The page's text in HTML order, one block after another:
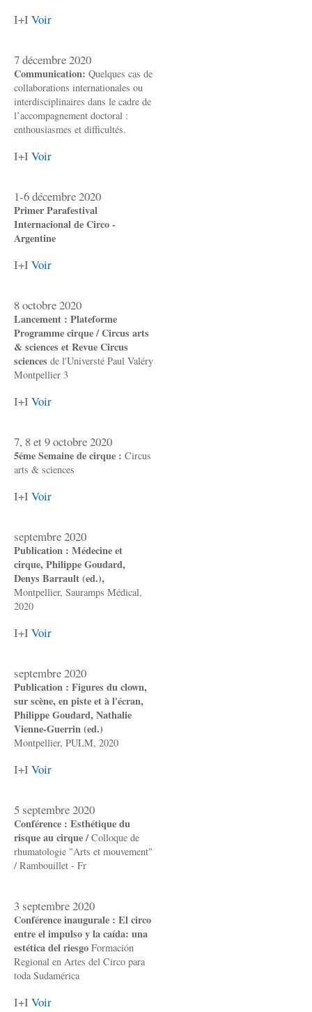
I+I Voir
7 décembre 2020
Communication: Quelques cas de
collaborations internationales ou
interdisciplinaires dans le cadre de
l’accompagnement doctoral :
enthousiasmes et difficultés.
I+I Voir
1-6 décembre 2020
Primer Parafestival
Internacional de Circo -
Argentine
I+I Voir
8 octobre 2020
Lancement : Plateforme
Programme cirque / Circus arts
& sciences et Revue Circus
sciences de l'Universté Paul Valéry
Montpellier 3
I+I Voir
7, 8 et 9 octobre 2020
5éme Semaine de cirque : Circus
arts & sciences
I+I Voir
septembre 2020
Publication : Médecine et
cirque, Philippe Goudard,
Denys Barrault (ed.),
Montpellier, Sauramps Médical,
2020
I+I Voir
septembre 2020
Publication : Figures du clown,
sur scène, en piste et à l'écran,
Philippe Goudard, Nathalie
Vienne-Guerrin (ed.)
Montpellier, PULM, 2020
I+I Voir
5 septembre 2020
Conférence : Esthétique du
risque au cirque /Colloque de
rhumatologie "Arts et mouvement"
/ Rambouillet - Fr
3 septembre 2020
Conférence inaugurale : El circo
entre el impulso y la caída: una
estética del riesgo Formación
Regional en Artes del Circo para
toda Sudamérica
I+I Voir